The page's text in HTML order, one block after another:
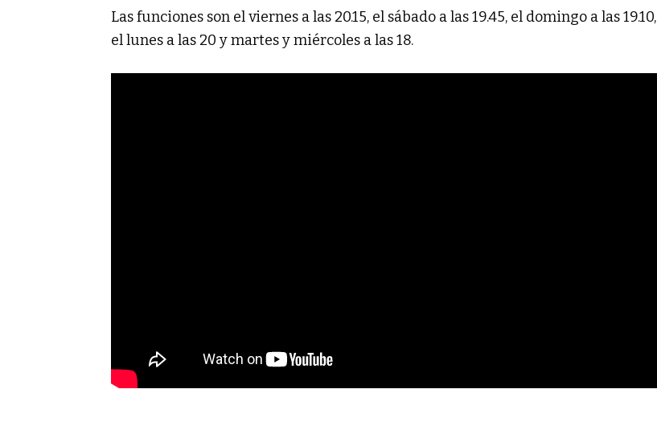
Las funciones son el viernes a las 20.15, el sábado a las 19.45, el domingo a las 19.10,
el lunes a las 20 y martes y miércoles a las 18.